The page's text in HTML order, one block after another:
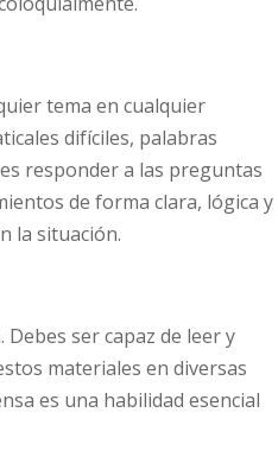
tema en cualquier
difíciles, palabras
responder a las preguntas
de forma clara, lógica y
la situación.
ser capaz de leer y
materiales en diversas
es una habilidad esencial